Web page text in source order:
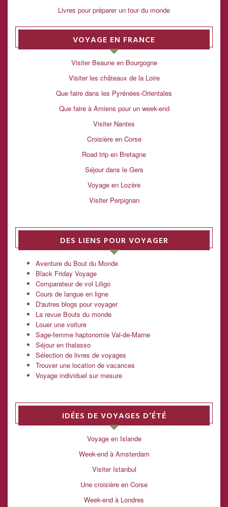
Livres pour préparer un tour du monde
VOYAGE EN FRANCE
Visiter Beaune en Bourgogne
Visiter les châteaux de la Loire
Que faire dans les Pyrénées-Orientales
Que faire à Amiens pour un week-end
Visiter Nantes
Croisière en Corse
Road trip en Bretagne
Séjour dans le Gers
Voyage en Lozère
Visiter Perpignan
DES LIENS POUR VOYAGER
Aventure du Bout du Monde
Black Friday Voyage
Comparateur de vol Liligo
Cours de langue en ligne
D'autres blogs pour voyager
La revue Bouts du monde
Louer une voiture
Sage-femme haptonomie Val-de-Marne
Séjour en thalasso
Sélection de livres de voyages
Trouver une location de vacances
Voyage individuel sur mesure
IDÉES DE VOYAGES D’ÉTÉ
Voyage en Islande
Week-end à Amsterdam
Visiter Istanbul
Une croisière en Corse
Week-end à Londres